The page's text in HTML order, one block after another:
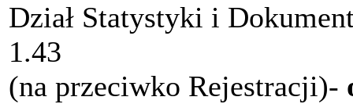
Dział Statystyki i
1.43
(na przeciwko Rejestracji)-